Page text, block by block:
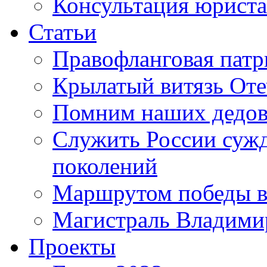
Статьи
Правофланговая
Крылатый витязь
Помним наших
Служить России
поколений
Маршрутом победы
Магистраль
Проекты